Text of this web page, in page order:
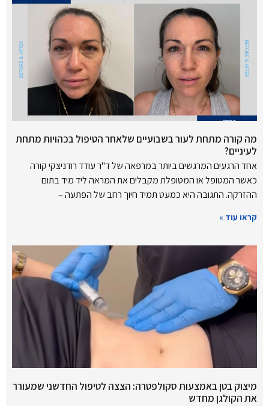
מה קורה מתחת לעור בשבועיים שלאחר הטיפול בכהויות מתחת
לעיניים?
אחד הרגעים המרגשים ביותר במרפאה של ד"ר עודד רודניצקי קורה
כאשר המטופל או המטופלת מקבלים את המראה ליד מיד בתום
ההזרקה. התגובה היא כמעט תמיד חיוך רחב של הפתעה –
קראו עוד »
מיצוק בטן באמצעות סקולפטרה: הצצה לטיפול החדשני שמעורר
את הקולגן מחדש